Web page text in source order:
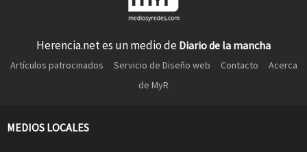
Herencia.net es un medio de Diario de la mancha
Artículos patrocinados Servicio de Diseño web Contacto
Acerca
de MyR
MEDIOS LOCALES